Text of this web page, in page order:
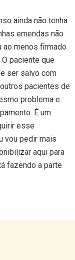
ainda não tenha
emendas não
ao menos firmado
paciente que
ser salvo com
pacientes de
problema e
É um
esse
vou pedir mais
aqui para
fazendo a parte